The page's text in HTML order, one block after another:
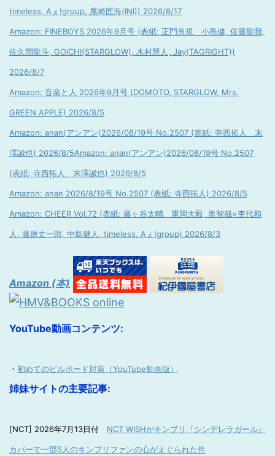
timeless, Aぇ!group, 尾崎匠海(INI)) 2026/8/17
Amazon: FINEBOYS 2026年9月号 (表紙: 正門良規 小島健, 佐藤龍我,
佐久間龍斗, GOICHI(STARGLOW), 木村慧人, Jay(TAGRIGHT))
2026/8/7
Amazon: 音楽と人 2026年9月号 (DOMOTO, STARGLOW, Mrs.
GREEN APPLE) 2026/8/5
Amazon: anan(アンアン)2026/08/19号 No.2507 (表紙: 寺西拓人 末
澤誠也) 2026/8/5Amazon: anan(アンアン)2026/08/19号 No.2507
(表紙: 寺西拓人 末澤誠也) 2026/8/5
Amazon: anan 2026/8/19号 No.2507 (表紙: 寺西拓人) 2026/8/5
Amazon: CHEER Vol.72 (表紙: 藤ヶ谷太輔 重岡大毅, 奥智哉×杢代和
人, 藤原丈一郎, 中島健人, timeless, Aぇ!group) 2026/8/3
Amazon (本)
YouTube動画コンテンツ:
・ 初めてのビルボード対策（YouTube動画版）
姉妹サイトの主要記事:
[NCT] 2026年7月13日付 NCT WISHがキンプリ『シンデレラガール』
カバーで一部5人のキンプリファンの心がえぐられた件